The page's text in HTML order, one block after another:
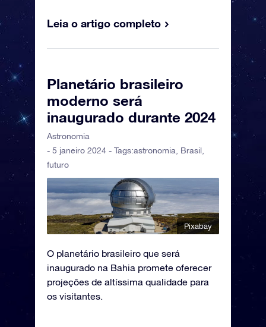
Leia o artigo completo
Planetário brasileiro
moderno será
inaugurado durante 2024
Astronomia
- 5 janeiro 2024 - Tags:astronomia Brasil
futuro
Pixabay
O planetário brasileiro que será
inaugurado na Bahia promete oferecer
projeções de altíssima qualidade para
os visitantes.